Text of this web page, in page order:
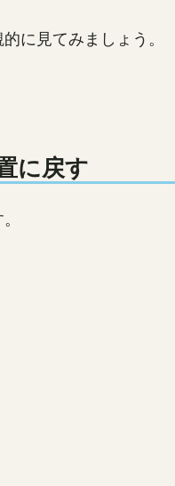
に見てみましょう。
に戻す